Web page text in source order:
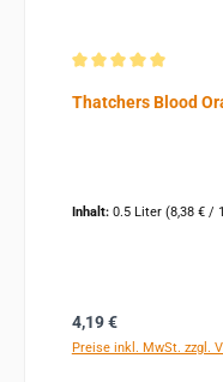
Thatchers Blood
Inhalt: 0.5 Liter (8,38 € /
Regulärer Preis:
4,19 €
Preise inkl. MwSt. zzgl.